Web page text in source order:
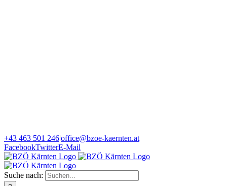
+43 463 501 246|office@bzoe-kaernten.at
FacebookTwitterE-Mail
Suche nach: